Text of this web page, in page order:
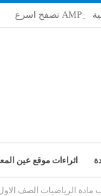
اثراءات موقع عين
الرياضيات الصف الاول